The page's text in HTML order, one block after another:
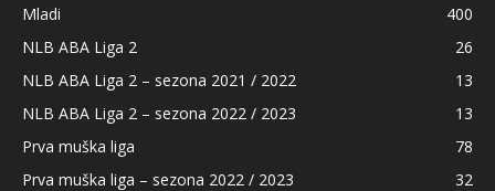
Mladi
400
NLB ABA Liga 2
26
NLB ABA Liga 2 – sezona 2021 / 2022
13
NLB ABA Liga 2 – sezona 2022 / 2023
13
Prva muška liga
78
Prva muška liga – sezona 2022 / 2023
32